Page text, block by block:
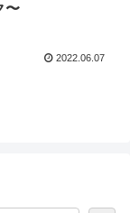
〜
2022.06.07